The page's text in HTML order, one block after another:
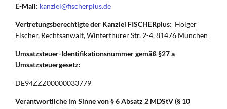
E-Mail: kanzlei@fischerplus.de
Vertretungsberechtigte der Kanzlei FISCHERplus: Holger
Fischer, Rechtsanwalt, Winterthurer Str. 2-4, 81476 München
Umsatzsteuer-Identifikationsnummer gemäß §27 a
Umsatzsteuergesetz:
DE94ZZZ00000033779
Verantwortliche im Sinne von § 6 Absatz 2 MDStV (§ 10